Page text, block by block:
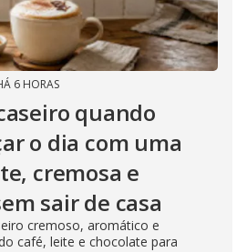
6 HORAS
quando
o dia com uma
cremosa e
sair de casa
cremoso, aromático e
café, leite e chocolate para